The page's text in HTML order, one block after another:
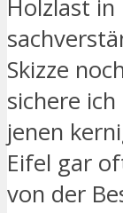
Holzlast
Skizze
sichere
jenen
Eifel gar
von der